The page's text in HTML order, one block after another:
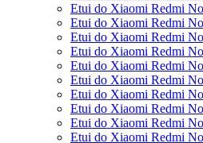
Etui do Xiaomi Redmi
Etui do Xiaomi Redmi
Etui do Xiaomi Redmi
Etui do Xiaomi Redmi
Etui do Xiaomi Redmi
Etui do Xiaomi Redmi
Etui do Xiaomi Redmi
Etui do Xiaomi Redmi
Etui do Xiaomi Redmi
Etui do Xiaomi Redmi